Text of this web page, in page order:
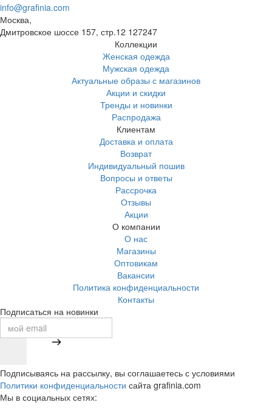
info@grafinia.com
Москва,
Дмитровское шоссе 157, стр.12 127247
Коллекции
Женская одежда
Мужская одежда
Актуальные образы с магазинов
Акции и скидки
Тренды и новинки
Распродажа
Клиентам
Доставка и оплата
Возврат
Индивидуальный пошив
Вопросы и ответы
Рассрочка
Отзывы
Акции
О компании
О нас
Магазины
Оптовикам
Вакансии
Политика конфиденциальности
Контакты
Подписаться на новинки
Подписываясь на рассылку, вы соглашаетесь с условиями
Политики конфиденциальности сайта grafinia.com
Мы в социальных сетях: